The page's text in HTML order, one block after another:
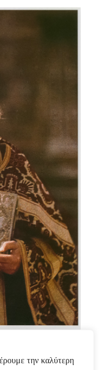
την καλύτερη